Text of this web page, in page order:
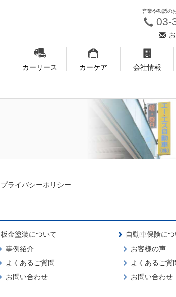
営業や勧誘の
03-
カーリース カーケア 会社情報
プライバシーポリシー
板金塗装について
事例紹介
よくあるご質問
お問い合わせ
自動車保険に
お客様の声
よくあるご質
お問い合わせ